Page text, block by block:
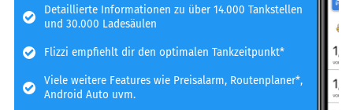
Detaillierte Informationen zu über 14.000 Tankstellen
und 30.000 Ladesäulen
Flizzi empfiehlt dir den optimalen Tankzeitpunkt*
Viele weitere Features wie Preisalarm, Routenplaner*,
Android Auto uvm.